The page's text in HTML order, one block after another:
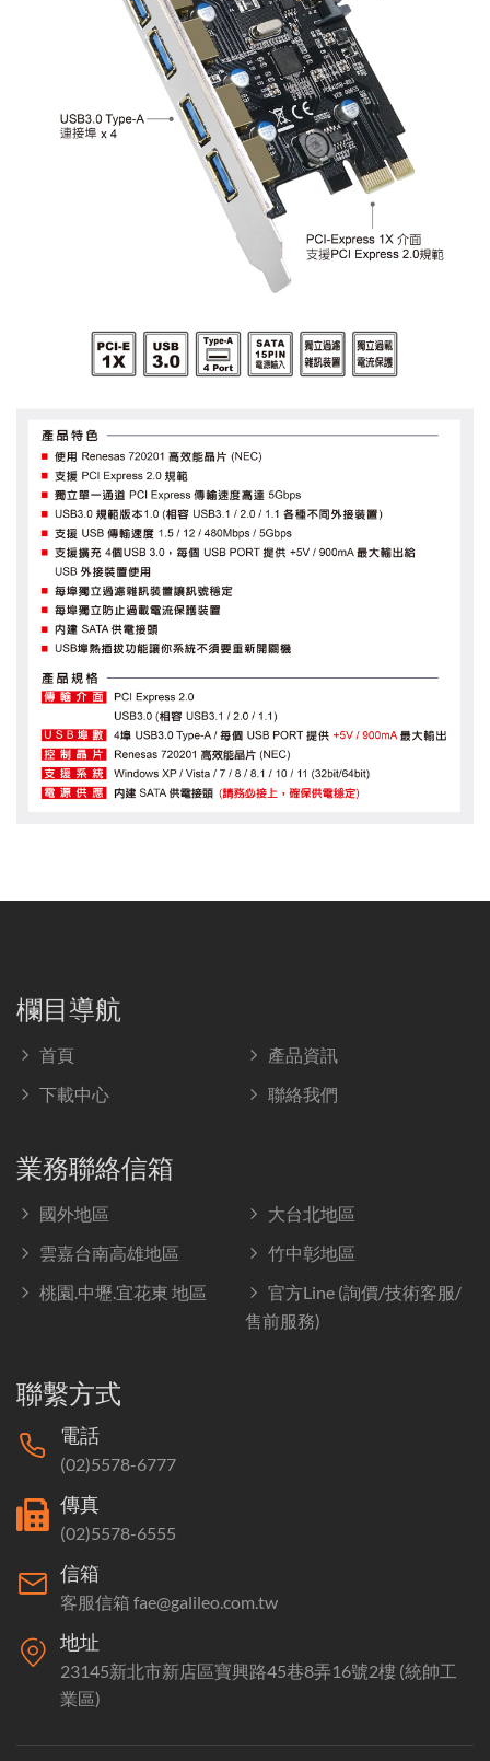
欄目導航
首頁
產品資訊
下載中心
聯絡我們
業務聯絡信箱
國外地區
大台北地區
雲嘉台南高雄地區
竹中彰地區
桃園.中壢.宜花東 地區
官方Line (詢價/技術客服/
售前服務)
聯繫方式
電話
(02)5578-6777
傳真
(02)5578-6555
信箱
客服信箱 fae@galileo.com.tw
地址
23145新北市新店區寶興路45巷8弄16號2樓 (統帥工
業區)